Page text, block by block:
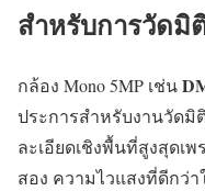
สำหรับการวัดมิ
กล้อง Mono 5MP เช่น
ประการสำหรับงานวัดมิ
ละเอียดเชิงพื้นที่สูงสุดเ
สอง ความไวแสงที่ดีกว่